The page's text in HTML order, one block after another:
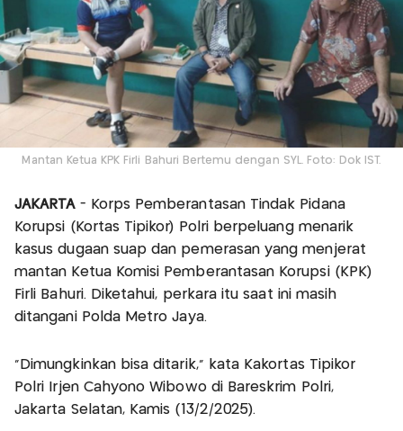
Mantan Ketua KPK Firli Bahuri Bertemu dengan SYL. Foto: Dok IST.
JAKARTA - Korps Pemberantasan Tindak Pidana
Korupsi (Kortas Tipikor) Polri berpeluang menarik
kasus dugaan suap dan pemerasan yang menjerat
mantan Ketua Komisi Pemberantasan Korupsi (KPK)
Firli Bahuri. Diketahui, perkara itu saat ini masih
ditangani Polda Metro Jaya.
"Dimungkinkan bisa ditarik," kata Kakortas Tipikor
Polri Irjen Cahyono Wibowo di Bareskrim Polri,
Jakarta Selatan, Kamis (13/2/2025).